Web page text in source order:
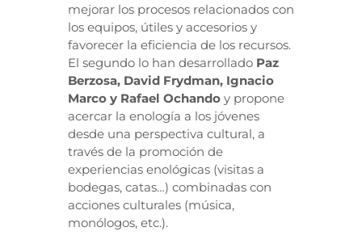
mejorar los procesos relacionados con
los equipos, útiles y accesorios y
favorecer la eficiencia de los recursos.
El segundo lo han desarrollado Paz
Berzosa, David Frydman, Ignacio
Marco y Rafael Ochando y propone
acercar la enología a los jóvenes
desde una perspectiva cultural, a
través de la promoción de
experiencias enológicas (visitas a
bodegas, catas…) combinadas con
acciones culturales (música,
monólogos, etc.).